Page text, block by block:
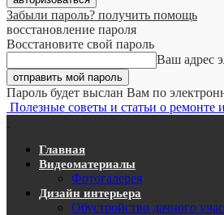
Забыли пароль? получить помощь
восстановление пароля
Восстановите свой пароль
Ваш адрес
Пароль будет выслан Вам по
Полезные советы и статьи о ремонте
Главная
Видеоматериалы
Фотогалерея
Дизайн интерьера
Обустройство дачного